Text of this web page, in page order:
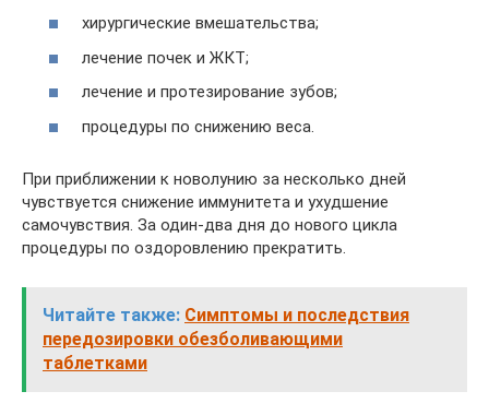
хирургические вмешательства;
лечение почек и ЖКТ;
лечение и протезирование зубов;
процедуры по снижению веса.
При приближении к новолунию за несколько дней
чувствуется снижение иммунитета и ухудшение
самочувствия. За один-два дня до нового цикла
процедуры по оздоровлению прекратить.
Читайте также: Симптомы и последствия
передозировки обезболивающими
таблетками